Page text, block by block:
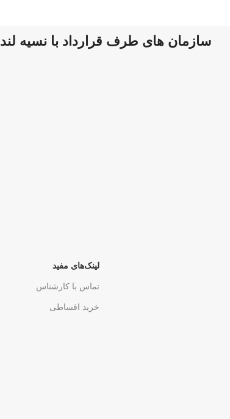
سازمان های طرف قرارداد با نسیه لند
لینک‌های مفید
تماس با کارشناس
خرید اقساطی